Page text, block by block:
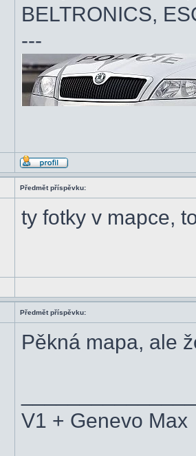
BELTRONICS,
---
Předmět příspěvku:
ty fotky v mapce,
Předmět příspěvku:
Pěkná mapa, ale
V1 + Genevo Max